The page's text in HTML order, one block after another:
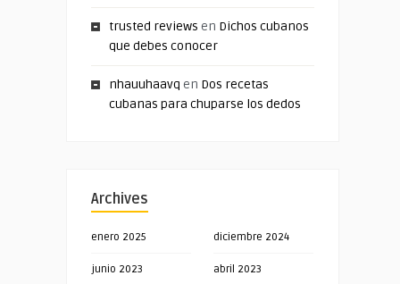
trusted reviews en Dichos cubanos
que debes conocer
nhauuhaavq en Dos recetas
cubanas para chuparse los dedos
Archives
enero 2025 diciembre 2024
junio 2023 abril 2023